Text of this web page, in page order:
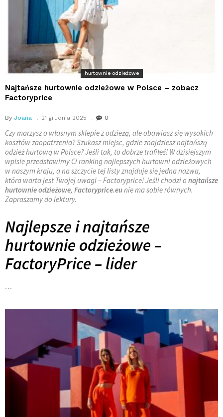
hurtownie odzieżowe
Najtańsze hurtownie odzieżowe w Polsce – zobacz
Factoryprice
By Joana 21 grudnia 2025 0
Czy marzysz o własnym sklepie z odzieżą, ale obawiasz się wysokich
kosztów zaopatrzenia? Szukasz miejsc, gdzie znajdziesz najtańszą
odzież hurtową w Polsce? Jeśli tak, to dobrze trafiłeś! W dzisiejszym
wpisie przedstawimy Ci ranking najlepszych hurtowni odzieżowych
w naszym kraju, a na szczycie tej listy znajduje się jedna nazwa,
która warta jest Twojej uwagi – Factoryprice! Jeśli chodzi o najtańsze
hurtownie odzieżowe, Factoryprice.eunie ma sobie równych.
Zapraszamy do lektury.
Najlepsze i najtańsze
hurtownie odzieżowe –
FactoryPrice – lider
…